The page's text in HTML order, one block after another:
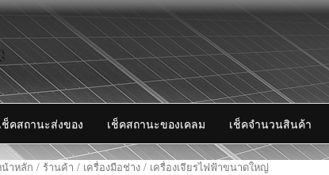
Skip
to
content
ช็คสถานะส่งของ เช็คสถานะของเคลม เช็คจำนวนสินค้า
าหลัก / ร้านค้า / เครื่องมือช่าง / เครื่องเจียรไฟฟ้าขนาดใหญ่